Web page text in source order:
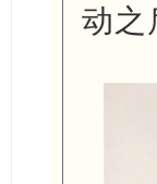
动之